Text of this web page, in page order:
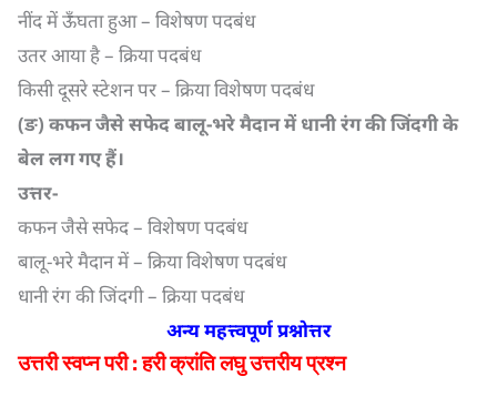
नींद में ऊँघता हुआ – विशेषण पदबंध
उतर आया है – क्रिया पदबंध
किसी दूसरे स्टेशन पर – क्रिया विशेषण पदबंध
(ङ) कफन जैसे सफेद बालू-भरे मैदान में धानी रंग की जिंदगी के
बेल लग गए हैं।
उत्तर-
कफन जैसे सफेद – विशेषण पदबंध
बालू-भरे मैदान में – क्रिया विशेषण पदबंध
धानी रंग की जिंदगी – क्रिया पदबंध
अन्य महत्त्वपूर्ण प्रश्नोत्तर
उत्तरी स्वप्न परी : हरी क्रांति लघु उत्तरीय प्रश्न